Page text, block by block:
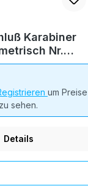
Karabiner
Nr.
um Preise
zu sehen.
Details